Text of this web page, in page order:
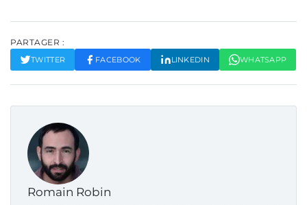
PARTAGER :
TWITTER FACEBOOK LINKEDIN WHATSAPP
Romain Robin